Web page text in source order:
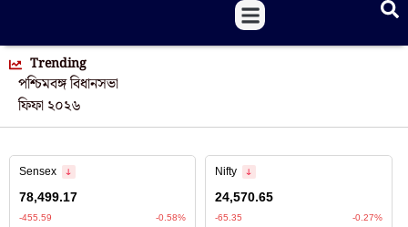
Trending
পশ্চিমবঙ্গ বিধানসভা
ফিফা ২০২৬